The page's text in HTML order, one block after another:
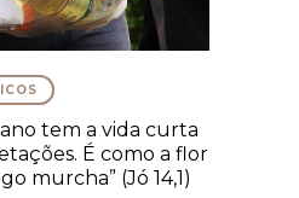
tem a vida curta
É como a flor
murcha” (Jó 14,1)